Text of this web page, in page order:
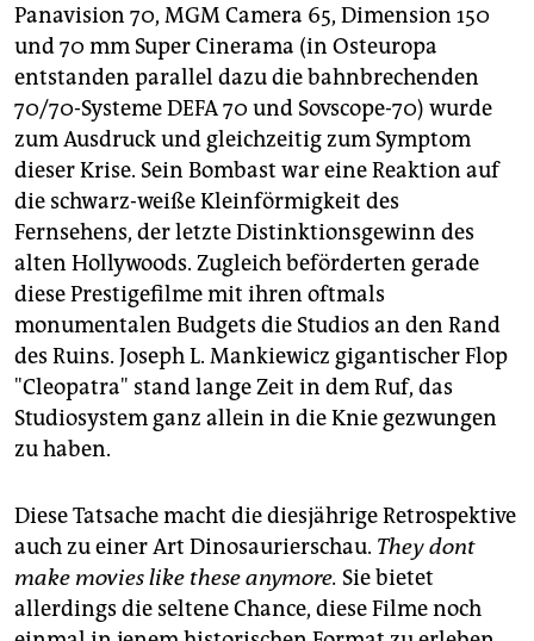
Panavision 70, MGM Camera 65, Dimension 150
und 70 mm Super Cinerama (in Osteuropa
entstanden parallel dazu die bahnbrechenden
70/70-Systeme DEFA 70 und Sovscope-70) wurde
zum Ausdruck und gleichzeitig zum Symptom
dieser Krise. Sein Bombast war eine Reaktion auf
die schwarz-weiße Kleinförmigkeit des
Fernsehens, der letzte Distinktionsgewinn des
alten Hollywoods. Zugleich beförderten gerade
diese Prestigefilme mit ihren oftmals
monumentalen Budgets die Studios an den Rand
des Ruins. Joseph L. Mankiewicz gigantischer Flop
"Cleopatra" stand lange Zeit in dem Ruf, das
Studiosystem ganz allein in die Knie gezwungen
zu haben.
Diese Tatsache macht die diesjährige Retrospektive
auch zu einer Art Dinosaurierschau. They dont
make movies like these anymore. Sie bietet
allerdings die seltene Chance, diese Filme noch